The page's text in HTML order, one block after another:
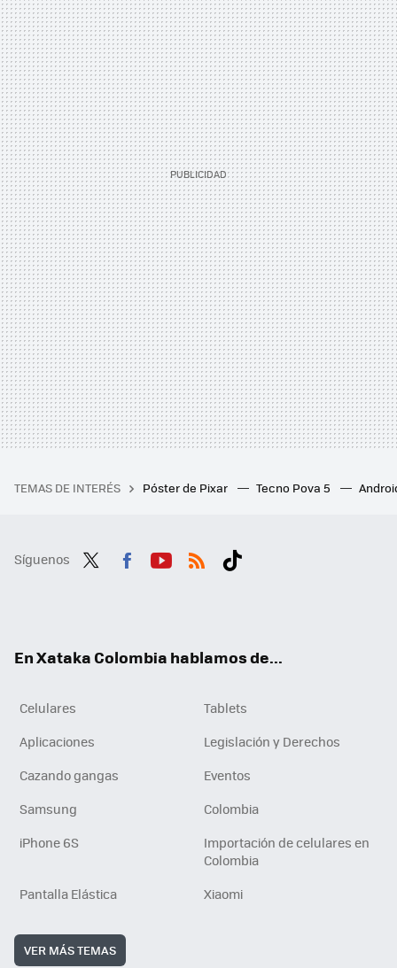
TEMAS DE INTERÉS Póster de Pixar Tecno Pova 5
Síguenos
En Xataka Colombia hablamos de...
Celulares
Tablets
Aplicaciones
Legislación y Derechos
Cazando gangas
Eventos
Samsung
Colombia
iPhone 6S
Importación de celulares en
Colombia
Pantalla Elástica
Xiaomi
VER MÁS TEMAS